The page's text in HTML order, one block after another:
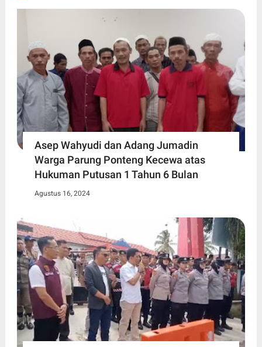
Asep Wahyudi dan Adang Jumadin
Warga Parung Ponteng Kecewa atas
Hukuman Putusan 1 Tahun 6 Bulan
Agustus 16, 2024